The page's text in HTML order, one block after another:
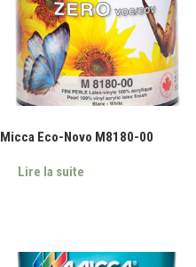
Micca Eco-Novo M8180-00
Lire la suite